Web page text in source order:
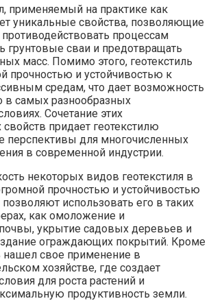
применяемый на практике как
уникальные свойства, позволяющие
процессам
грунтовые сваи и предотвращать
масс. Помимо этого, геотекстиль
прочностью и устойчивостью к
средам, что дает возможность
в самых разнообразных
Сочетание этих
придает геотекстилю
перспективы для многочисленных
в современной индустрии.
некоторых видов геотекстиля в
прочностью и устойчивостью
использовать его в таких
как омоложение и
укрытие садовых деревьев и
ограждающих покрытий. Кроме
нашел свое применение в
хозяйстве, где создает
для роста растений и
продуктивность земли.